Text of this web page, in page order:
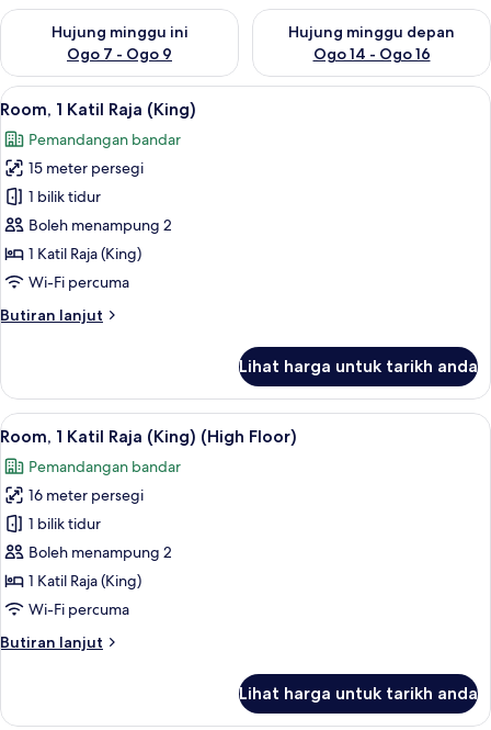
Hujung minggu ini
Ogo 7 - Ogo 9
Semak ketersediaan untuk hujung minggu ini Ogo 7 - Ogo 9
Hujung minggu depan
Ogo 14 - Ogo 16
Semak ketersediaan untuk
Lihat
semua
foto
untuk
Room,
1
Katil
Raja
Peralatan tempat tidur premium,
25
Room, 1 Katil Raja (King)
Pemandangan bandar
15 meter persegi
1 bilik tidur
Boleh menampung 2
1 Katil Raja (King)
Wi-Fi percuma
Butiran lanjut
Butiran
1
Katil
Raja
Lihat harga untuk tarikh anda
Lihat
semua
foto
untuk
Room,
1
Katil
Raja
(High
Peralatan tempat tidur premium,
25
Room, 1 Katil Raja (King) (High Floor)
Pemandangan bandar
16 meter persegi
1 bilik tidur
Boleh menampung 2
1 Katil Raja (King)
Wi-Fi percuma
Butiran lanjut
Butiran
1
Lihat harga untuk tarikh anda